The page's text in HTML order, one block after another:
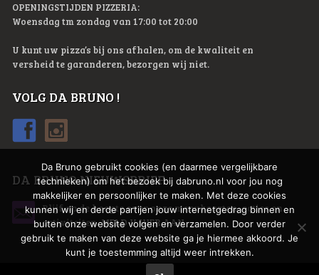
OPENINGSTIJDEN PIZZERIA:
Woensdag tm zondag van 17:00 tot 20:00
U kunt uw pizza’s bij ons afhalen, om de kwaliteit en
versheid te garanderen, bezorgen wij niet.
VOLG DA BRUNO !
DA BRUNO NIEUWSBRIEF
Blijf op de hoogte over onze menukaarten, acties en
activiteiten.MELD U HIER AAN
Da Bruno gebruikt cookies (en daarmee vergelijkbare
technieken) om het bezoek bij dabruno.nl voor jou nog
makkelijker en persoonlijker te maken. Met deze cookies
kunnen wij en derde partijen jouw internetgedrag binnen en
buiten onze website volgen en verzamelen. Door verder
gebruik te maken van deze website ga je hiermee akkoord. Je
kunt je toestemming altijd weer intrekken.